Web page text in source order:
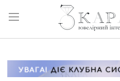
Skip
Content